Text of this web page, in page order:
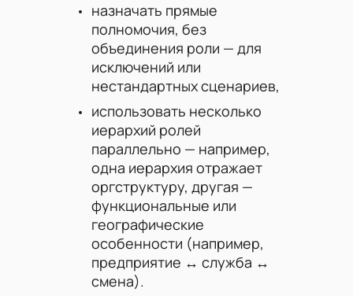
назначать прямые
полномочия, без
объединения роли — для
исключений или
нестандартных сценариев,
использовать несколько
иерархий ролей
параллельно — например,
одна иерархия отражает
оргструктуру, другая —
функциональные или
географические
особенности (например,
предприятие ↔ служба ↔
смена).